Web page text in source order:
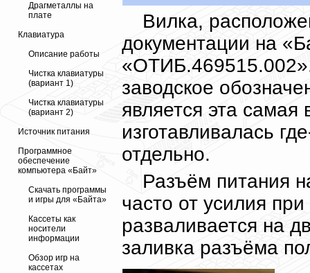
Драгметаллы на
плате
Клавиатура
Описание работы
Чистка клавиатуры
(вариант 1)
Чистка клавиатуры
(вариант 2)
Источник питания
Программное
обеспечение
компьютера «Байт»
Скачать программы
и игры для «Байта»
Кассеты как
носители
информации
Обзор игр на
кассетах
Вилка,
документации на
заводское
является эта
изготавливалась
отдельно.
Разъём питания
часто от усилия
разваливается на
заливка разъёма